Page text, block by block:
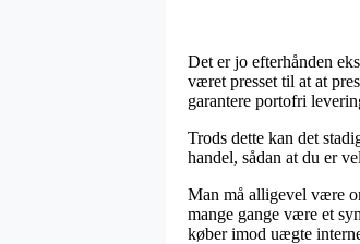
Det er jo efterhånden
været presset til at at
garantere portofri
Trods dette kan det
handel, sådan at du er
Man må alligevel være
mange gange være et
køber imod uægte